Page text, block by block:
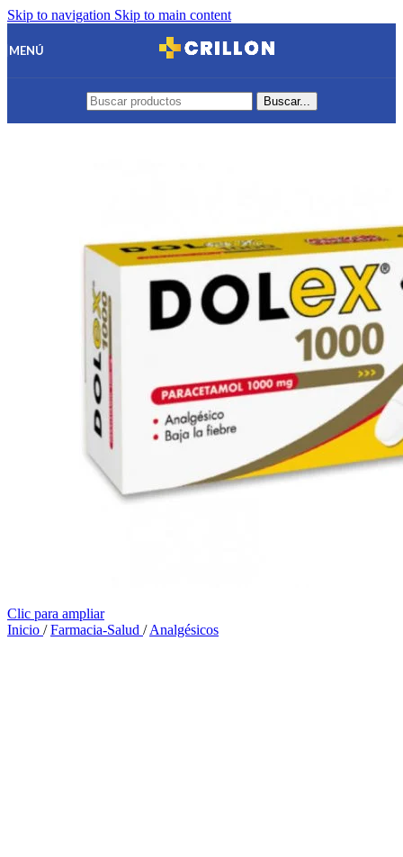
Skip to navigation Skip to main content
MENÚ
Buscar...
Clic para ampliar
Inicio / Farmacia-Salud / Analgésicos